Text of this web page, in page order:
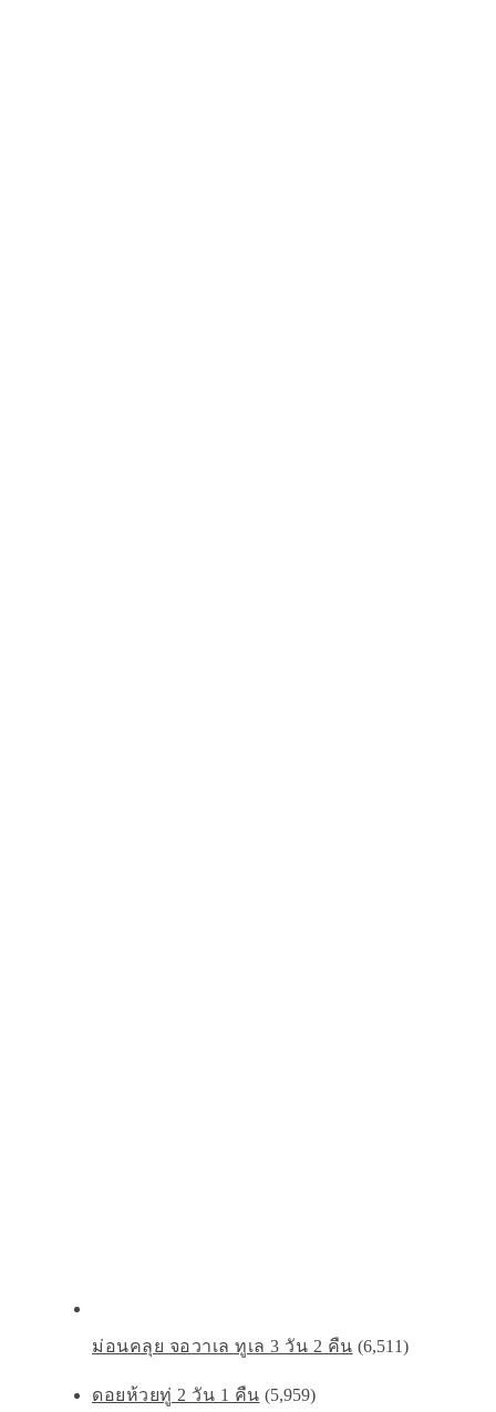
ม่อนคลุย จอวาเล ทูเล 3 วัน 2 คืน (6,511)
ดอยห้วยทู่ 2 วัน 1 คืน (5,959)